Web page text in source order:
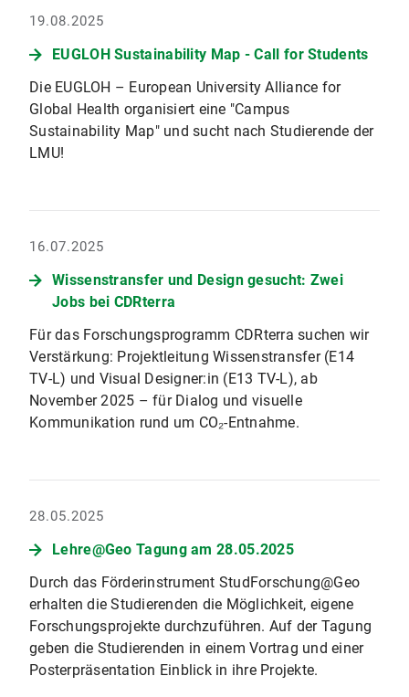
19.08.2025
EUGLOH Sustainability Map - Call for Students
Die EUGLOH – European University Alliance for
Global Health organisiert eine "Campus
Sustainability Map" und sucht nach Studierende der
LMU!
16.07.2025
Wissenstransfer und Design gesucht: Zwei
Jobs bei CDRterra
Für das Forschungsprogramm CDRterra suchen wir
Verstärkung: Projektleitung Wissenstransfer (E14
TV-L) und Visual Designer:in (E13 TV-L), ab
November 2025 – für Dialog und visuelle
Kommunikation rund um CO₂-Entnahme.
28.05.2025
Lehre@Geo Tagung am 28.05.2025
Durch das Förderinstrument StudForschung@Geo
erhalten die Studierenden die Möglichkeit, eigene
Forschungsprojekte durchzuführen. Auf der Tagung
geben die Studierenden in einem Vortrag und einer
Posterpräsentation Einblick in ihre Projekte.